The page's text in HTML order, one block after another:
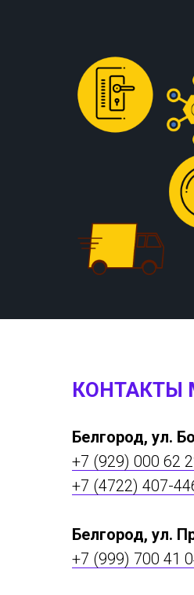
КОНТАКТЫ
Белгород, ул.
+7 (929) 000 62
+7 (4722) 407-
Белгород, ул.
+7 (999) 700 41